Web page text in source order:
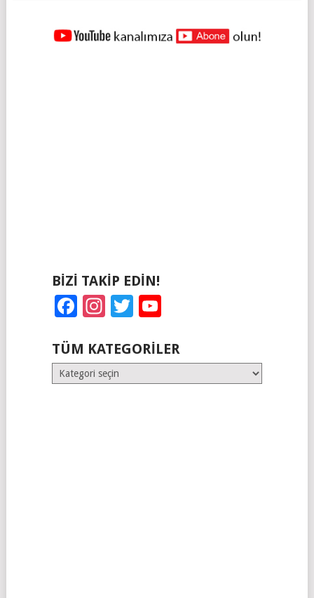
YAZILAR
BIZI TAKIP EDIN!
Facebook
Instagram
Twitter
TÜM KATEGORILER
Tüm
Kategoriler